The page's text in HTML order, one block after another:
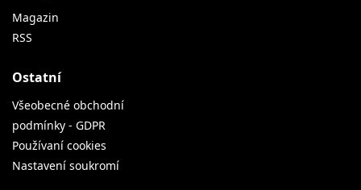
Magazin
RSS
Ostatní
Všeobecné obchodní
podmínky - GDPR
Používaní cookies
Nastavení soukromí